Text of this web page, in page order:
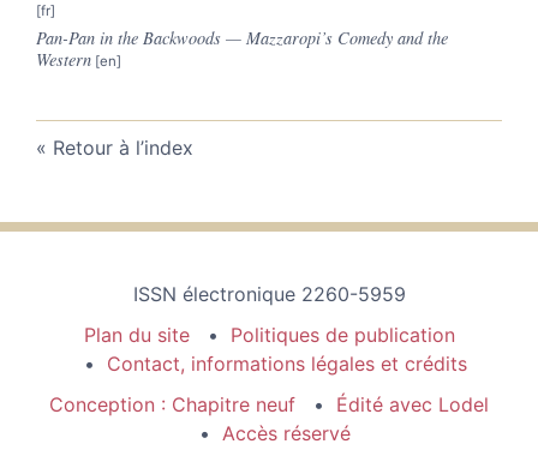
Pan-Pan in the Backwoods — Mazzaropi’s Comedy and the
Western
Retour à l’index
ISSN électronique 2260-5959
Plan du site
Politiques de publication
Contact, informations légales et crédits
Conception : Chapitre neuf
Édité avec Lodel
Accès réservé